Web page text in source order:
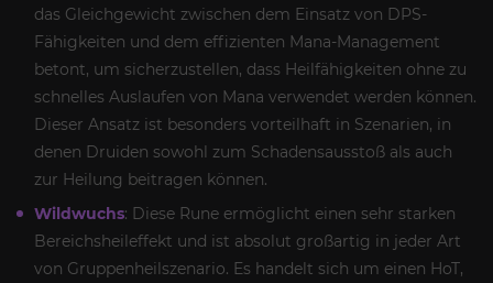
das Gleichgewicht zwischen dem Einsatz von DPS-
Fähigkeiten und dem effizienten Mana-Management
betont, um sicherzustellen, dass Heilfähigkeiten ohne zu
schnelles Auslaufen von Mana verwendet werden können.
Dieser Ansatz ist besonders vorteilhaft in Szenarien, in
denen Druiden sowohl zum Schadensausstoß als auch
zur Heilung beitragen können.
Wildwuchs: Diese Rune ermöglicht einen sehr starken
Bereichsheileffekt und ist absolut großartig in jeder Art
von Gruppenheilszenario. Es handelt sich um einen HoT,